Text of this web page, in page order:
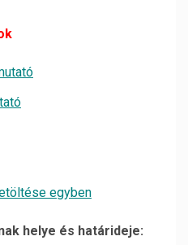
egyben
helye és határideje: